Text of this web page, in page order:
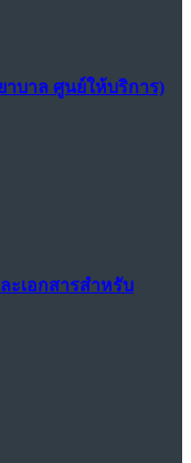
บาล ศูนย์ให้บริการ)
ะเอกสารสำหรับ